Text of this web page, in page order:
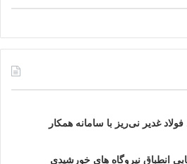
غدیر نی‌ریز با سامانه همکار
انطباق نیروگاه‌ های خورشیدی